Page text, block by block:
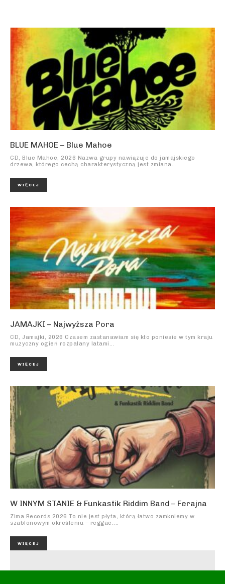
BLUE MAHOE – Blue Mahoe
CD, Blue Mahoe, 2026 Nazwa grupy nawiązuje do jamajskiego
drzewa, którego cechą charakterystyczną jest zmiana...
WIĘCEJ
JAMAJKI – Najwyższa Pora
CD, Jamajki, 2026 Czasem zastanawiam się kto poniesie w tym kraju
muzyczny ogień rozpalany latami...
WIĘCEJ
W INNYM STANIE & Funkastik Riddim Band – Ferajna
Zima Records 2026 To nie jest płyta, którą łatwo zamkniemy w
szablonowym określeniu – reggae....
WIĘCEJ